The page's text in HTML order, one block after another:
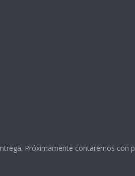
Próximamente contaremos con